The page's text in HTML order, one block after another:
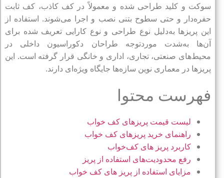
سوکت و کلید طراحی شده و معمولاً در کف کاذب، کف ثابت
حفره‌دار و حتی سطوح بتنی نصب و اجرا می‌شوند. استفاده از
این پریزها به‌دلیل نوع طراحی و نوع کارایی تعریف شده برای
آن‌ها به‌شدت موردتوجه طراحان دکوراسیون داخلی در
محیط‌های صنعتی، تجاری، اداری و خانگی قرار گرفته است. این
پریزها در معماری نوین سازه‌ها جایگاه ویژه‌ای دارند.
فهرست محتوا
لیست قیمت پریزهای کف خواب
راهنمای خرید پریزهای کف خواب
کاربرد پریز های کف‌خواب
رفع محدودیت‌های استفاده از پریز
مزایای استفاده از پریز های کف خواب